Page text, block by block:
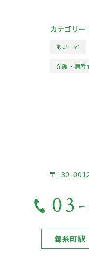
カテゴリー
あいーと
介護・病者
〒130-
錦糸町駅